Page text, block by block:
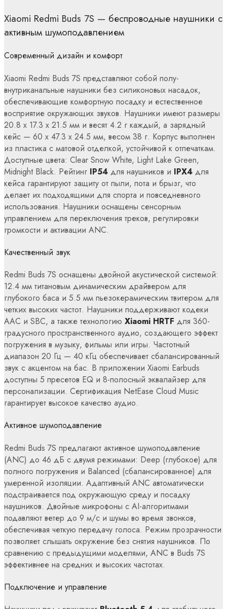
Xiaomi Redmi Buds 7S — беспроводные наушники с
активным шумоподавлением
Современный дизайн и комфорт
Xiaomi Redmi Buds 7S представляют собой полу-
внутриканальные наушники без силиконовых насадок,
обеспечивающие комфортную посадку и естественное
восприятие окружающих звуков. Наушники имеют размеры
20.8 x 17.3 x 21.5 мм и весят 4.2 г каждый, а зарядный
кейс — 60 x 47.3 x 24.5 мм, весом 38 г. Корпус выполнен
из пластика с матовой отделкой, устойчивой к отпечаткам.
Доступные цвета: Clear Snow White, Light Lake Green,
Midnight Black. Рейтинг IP54 для наушников и IPX4 для
кейса гарантируют защиту от пыли, пота и брызг, что
делает их подходящими для спорта и повседневного
использования. Наушники оснащены сенсорным
управлением для переключения треков, регулировки
громкости и активации ANC.
Качественный звук
Redmi Buds 7S оснащены двойной акустической системой:
12.4 мм титановым динамическим драйвером для
глубокого баса и 5.5 мм пьезокерамическим твитером для
четких высоких частот. Наушники поддерживают кодеки
AAC и SBC, а также технологию Xiaomi HRTF для 360-
градусного пространственного аудио, создающего эффект
погружения в музыку, фильмы или игры. Частотный
диапазон 20 Гц — 40 кГц обеспечивает сбалансированный
звук с акцентом на бас. В приложении Xiaomi Earbuds
доступны 5 пресетов EQ и 8-полосный эквалайзер для
персонализации. Сертификация NetEase Cloud Music
гарантирует высокое качество аудио.
Активное шумоподавление
Redmi Buds 7S предлагают активное шумоподавление
(ANC) до 46 дБ с двумя режимами: Deep (глубокое) для
полного погружения и Balanced (сбалансированное) для
умеренной изоляции. Адаптивный ANC автоматически
подстраивается под окружающую среду и посадку
наушников. Двойные микрофоны с AI-алгоритмами
подавляют ветер до 9 м/с и шумы во время звонков,
обеспечивая четкую передачу голоса. Режим прозрачности
позволяет слышать окружение без снятия наушников. По
сравнению с предыдущими моделями, ANC в Buds 7S
эффективнее на средних и высоких частотах.
Подключение и управление